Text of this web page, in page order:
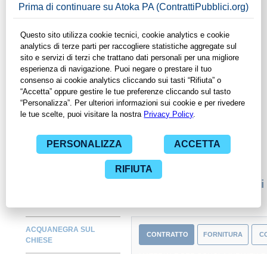
Istruzione e ricerca
In questa sezione del sito di ContrattiPubblici.org potrai avere
ad alcuni dei contratti presenti nella piattaforma stipulati
all'interno del Comune di Gazzuolo in ambito Istruzione e
ricerca. Grazie alle funzionalità di ContrattiPubblici.org potrai
monitorare la scadenza dei contratti pubblici di tuo interesse e
programmare la tua attività commerciale con le Pubbliche
Amministrazioni con largo anticipo. Il servizio di
ContrattiPubblici.org offre agli utenti 7 giorni di prova gratuiti
per avere l'opportunità di conoscere e consultare tutti i dati
affidamenti diretti.
Monitora alcuni
ACQUANEGRA SUL
CHIESE
CONTRATTO FORNITURA